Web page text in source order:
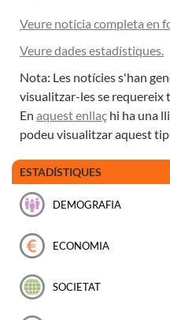
Veure notícia completa en
Veure dades estadístiques.
Nota: Les notícies s'han
visualitzar-les se requereix
En aquest enllaç hi ha una
podeu visualitzar aquest
ESTADÍSTIQUES
DEMOGRAFIA
ECONOMIA
SOCIETAT